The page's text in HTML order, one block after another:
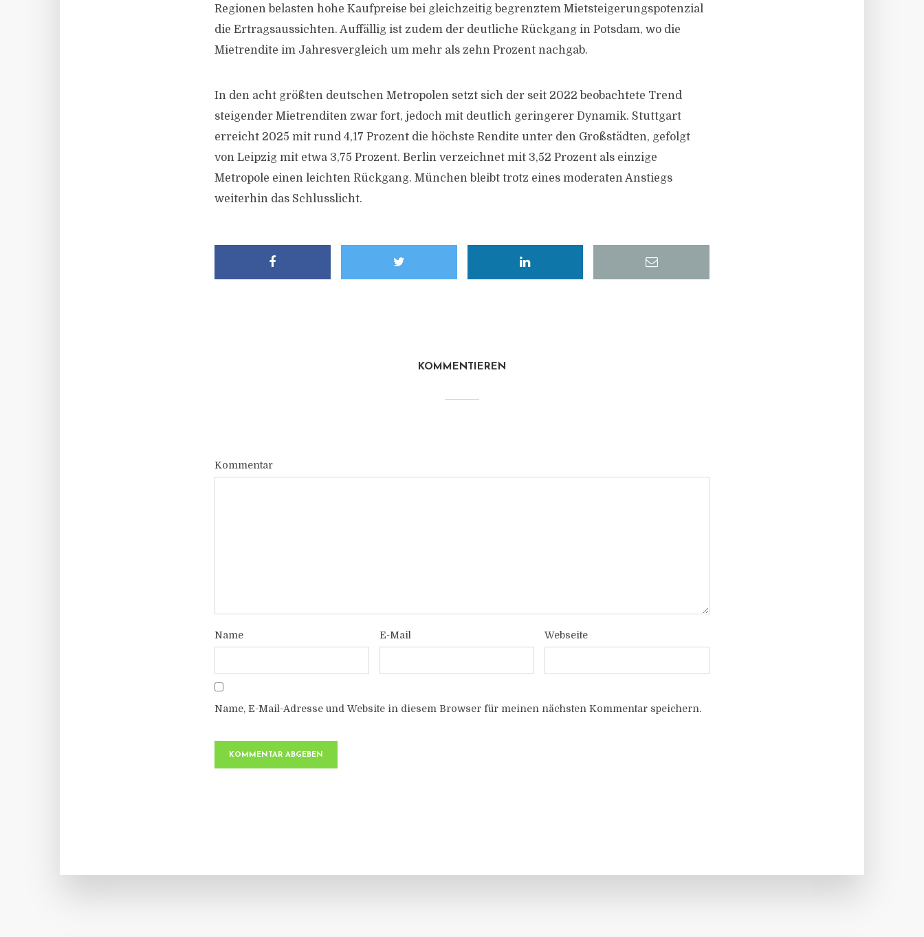
Regionen belasten hohe Kaufpreise bei gleichzeitig begrenztem Mietsteigerungspotenzial
die Ertragsaussichten. Auffällig ist zudem der deutliche Rückgang in Potsdam, wo die
Mietrendite im Jahresvergleich um mehr als zehn Prozent nachgab.
In den acht größten deutschen Metropolen setzt sich der seit 2022 beobachtete Trend
steigender Mietrenditen zwar fort, jedoch mit deutlich geringerer Dynamik. Stuttgart
erreicht 2025 mit rund 4,17 Prozent die höchste Rendite unter den Großstädten, gefolgt
von Leipzig mit etwa 3,75 Prozent. Berlin verzeichnet mit 3,52 Prozent als einzige
Metropole einen leichten Rückgang. München bleibt trotz eines moderaten Anstiegs
weiterhin das Schlusslicht.
KOMMENTIEREN
Kommentar
Name E-Mail Webseite
Name, E-Mail-Adresse und Website in diesem Browser für meinen nächsten Kommentar speichern.